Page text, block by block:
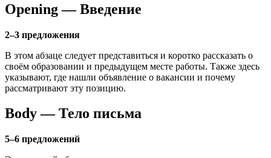
Opening — Введение
2–3 предложения
В этом абзаце следует представиться и коротко рассказать о
своём образовании и предыдущем месте работы. Также здесь
указывают, где нашли объявление о вакансии и почему
рассматривают эту позицию.
Body — Тело письма
5–6 предложений